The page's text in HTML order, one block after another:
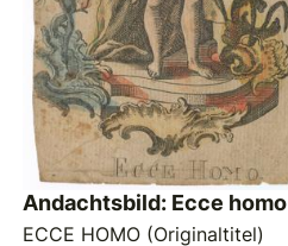
Andachtsbild: Ecce homo
ECCE HOMO (Originaltitel)